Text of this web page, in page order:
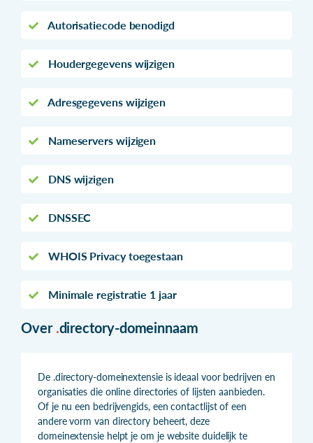
Autorisatiecode benodigd
Houdergegevens wijzigen
Adresgegevens wijzigen
Nameservers wijzigen
DNS wijzigen
DNSSEC
WHOIS Privacy toegestaan
Minimale registratie 1 jaar
Over .directory-domeinnaam
De .directory-domeinextensie is ideaal voor bedrijven en
organisaties die online directories of lijsten aanbieden.
Of je nu een bedrijvengids, een contactlijst of een
andere vorm van directory beheert, deze
domeinextensie helpt je om je website duidelijk te